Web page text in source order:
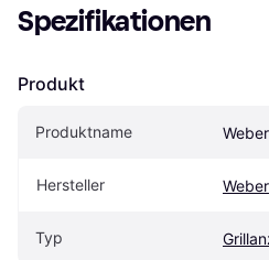
Spezifikationen
Produkt
Produktname
Hersteller Weber
Typ